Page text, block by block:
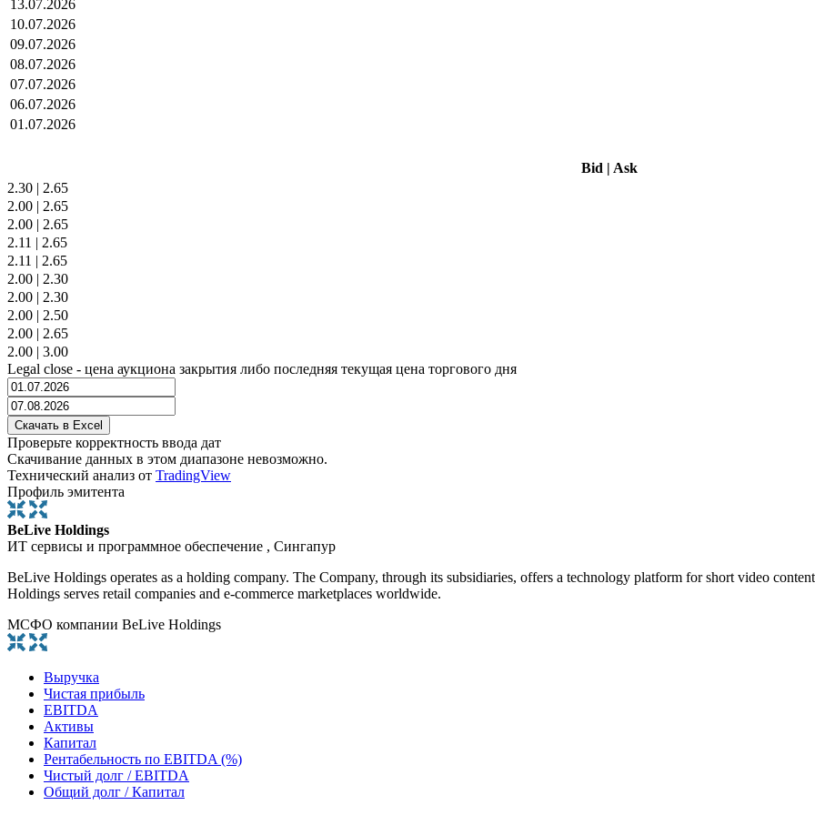
13.07.2026
10.07.2026
09.07.2026
08.07.2026
07.07.2026
06.07.2026
01.07.2026
Bid | Ask
2.30 | 2.65
2.00 | 2.65
2.00 | 2.65
2.11 | 2.65
2.11 | 2.65
2.00 | 2.30
2.00 | 2.30
2.00 | 2.50
2.00 | 2.65
2.00 | 3.00
Legal close - цена аукциона закрытия либо последняя текущая цена торгового дня
Проверьте корректность ввода дат
Скачивание данных в этом диапазоне невозможно.
Технический анализ от TradingView
Профиль эмитента
BeLive Holdings
ИТ сервисы и программное обеспечение , Сингапур
BeLive Holdings operates as a holding company. The Company, through its subsidiaries, offers a technology platform for short video
Holdings serves retail companies and e-commerce marketplaces worldwide.
МСФО компании BeLive Holdings
Выручка
Чистая прибыль
EBITDA
Активы
Капитал
Рентабельность по EBITDA (%)
Чистый долг / EBITDA
Общий долг / Капитал